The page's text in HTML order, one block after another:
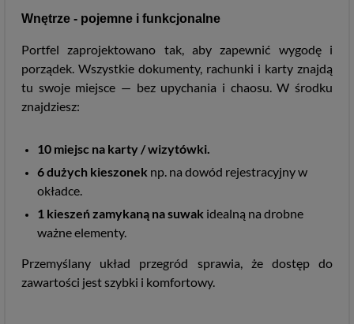
Wnętrze - pojemne i funkcjonalne
Portfel zaprojektowano tak, aby zapewnić wygodę i
porządek. Wszystkie dokumenty, rachunki i karty znajdą
tu swoje miejsce — bez upychania i chaosu. W środku
znajdziesz:
10 miejsc na karty / wizytówki.
6 dużych kieszonek np. na dowód rejestracyjny w
okładce.
1 kieszeń zamykaną na suwak idealną na drobne
ważne elementy.
Przemyślany układ przegród sprawia, że dostęp do
zawartości jest szybki i komfortowy.